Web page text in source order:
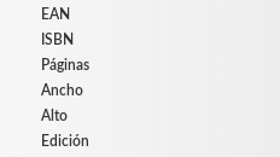
EAN
ISBN
Páginas
Ancho
Alto
Edición